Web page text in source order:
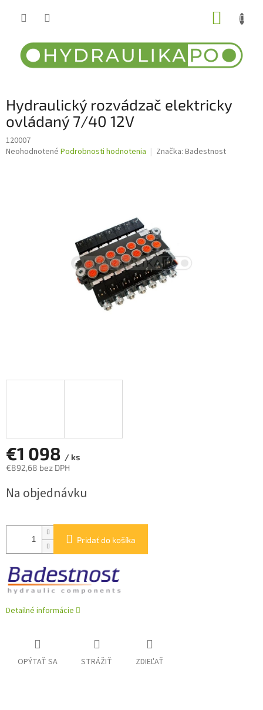
Hydraulický rozvádzač elektricky
ovládaný 7/40 12V
120007
Priemerné
Neohodnotené Podrobnosti hodnotenia Značka: Badestnost
€1 098 / ks
€892,68 bez DPH
cena:
Na objednávku
Pridať do košíka
Detailné informácie
OPÝTAŤ SA STRÁŽIŤ ZDIEĽAŤ